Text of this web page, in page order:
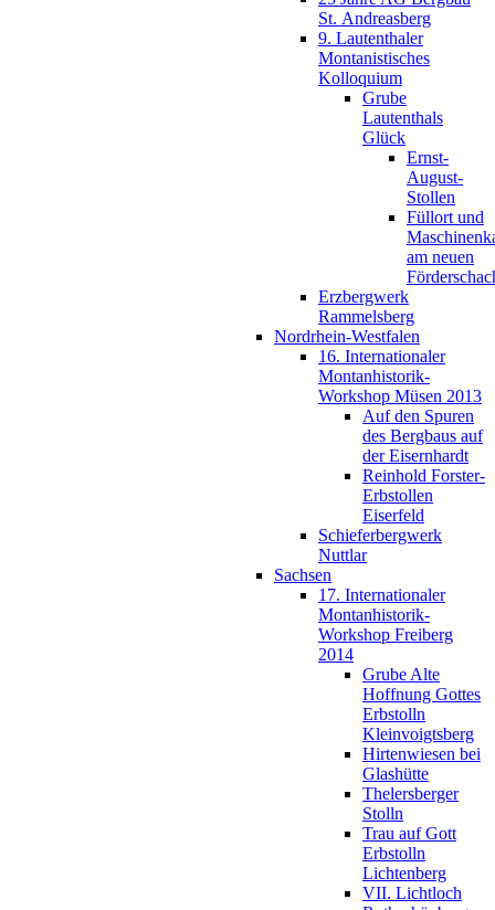
St. Andreasberg
9. Lautenthaler
Montanistisches
Kolloquium
Grube
Lautenthals
Glück
Ernst-
August-
Stollen
Füllort und
am neuen
Erzbergwerk
Rammelsberg
Nordrhein-Westfalen
16. Internationaler
Montanhistorik-
Workshop Müsen 2013
Auf den Spuren
des Bergbaus auf
der Eisernhardt
Reinhold Forster-
Erbstollen
Eiserfeld
Schieferbergwerk
Nuttlar
Sachsen
17. Internationaler
Montanhistorik-
Workshop Freiberg
2014
Grube Alte
Hoffnung Gottes
Erbstolln
Kleinvoigtsberg
Hirtenwiesen bei
Glashütte
Thelersberger
Stolln
Trau auf Gott
Erbstolln
Lichtenberg
VII. Lichtloch